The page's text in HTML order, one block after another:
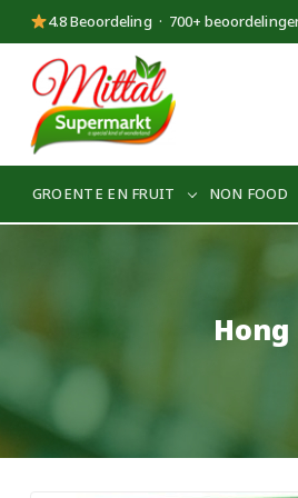
4.8 Beoordeling · 700+
Supermarkt
Mittal
GROENTE EN FRUIT NON FOOD